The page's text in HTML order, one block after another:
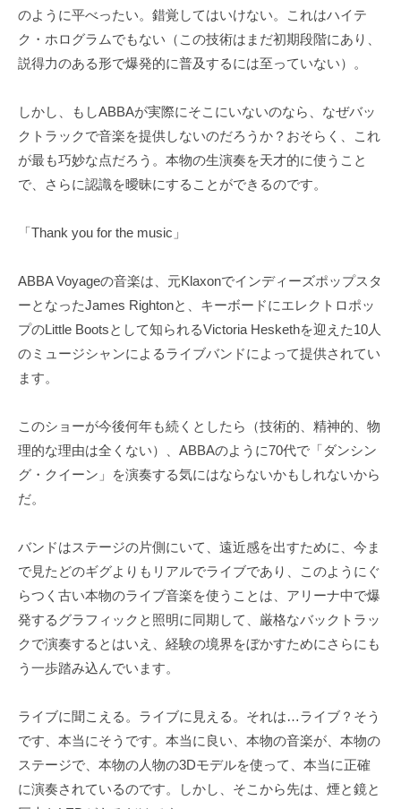
のように平べったい。錯覚してはいけない。これはハイテ
ク・ホログラムでもない（この技術はまだ初期段階にあり、
説得力のある形で爆発的に普及するには至っていない）。
しかし、もしABBAが実際にそこにいないのなら、なぜバッ
クトラックで音楽を提供しないのだろうか？おそらく、これ
が最も巧妙な点だろう。本物の生演奏を天才的に使うこと
で、さらに認識を曖昧にすることができるのです。
「Thank you for the music」
ABBA Voyageの音楽は、元Klaxonでインディーズポップスタ
ーとなったJames Rightonと、キーボードにエレクトロポッ
プのLittle Bootsとして知られるVictoria Heskethを迎えた10人
のミュージシャンによるライブバンドによって提供されてい
ます。
このショーが今後何年も続くとしたら（技術的、精神的、物
理的な理由は全くない）、ABBAのように70代で「ダンシン
グ・クイーン」を演奏する気にはならないかもしれないから
だ。
バンドはステージの片側にいて、遠近感を出すために、今ま
で見たどのギグよりもリアルでライブであり、このようにぐ
らつく古い本物のライブ音楽を使うことは、アリーナ中で爆
発するグラフィックと照明に同期して、厳格なバックトラッ
クで演奏するとはいえ、経験の境界をぼかすためにさらにも
う一歩踏み込んでいます。
ライブに聞こえる。ライブに見える。それは…ライブ？そう
です、本当にそうです。本当に良い、本物の音楽が、本物の
ステージで、本物の人物の3Dモデルを使って、本当に正確
に演奏されているのです。しかし、そこから先は、煙と鏡と